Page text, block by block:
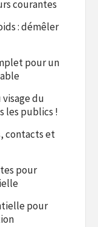
courantes
: démêler
pour un
du
les publics !
contacts et
pour
pour